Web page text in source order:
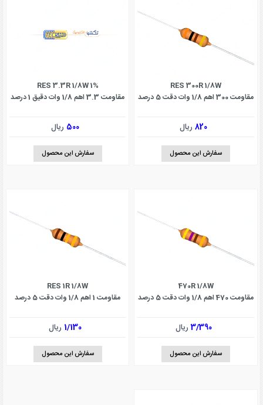
RES 300R 1/8W
مقاومت 300 اهم 1/8 وات دقت 5 درصد
820ریال
سفارش این محصول
RES 3.3R 1/8W 1%
مقاومت 3.3 اهم 1/8 وات دقیق 1 درصد
500 ریال
سفارش این محصول
470R 1/8W
مقاومت 470 اهم 1/8 وات دقت 5 درصد
3/390ریال
سفارش این محصول
RES 1R 1/8W
مقاومت 1 اهم 1/8 وات دقت 5 درصد
1/130 ریال
سفارش این محصول